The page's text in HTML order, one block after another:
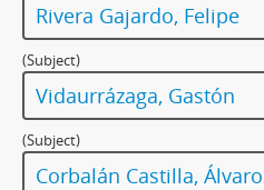
Rivera Gajardo, Felipe
(Subject)
Vidaurrázaga, Gastón
(Subject)
Corbalán Castilla,